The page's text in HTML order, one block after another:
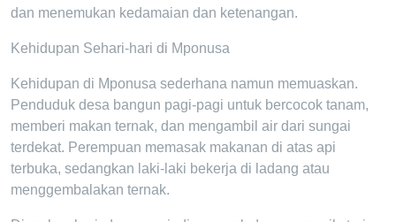
dan menemukan kedamaian dan ketenangan.
Kehidupan Sehari-hari di Mponusa
Kehidupan di Mponusa sederhana namun memuaskan.
Penduduk desa bangun pagi-pagi untuk bercocok tanam,
memberi makan ternak, dan mengambil air dari sungai
terdekat. Perempuan memasak makanan di atas api
terbuka, sedangkan laki-laki bekerja di ladang atau
menggembalakan ternak.